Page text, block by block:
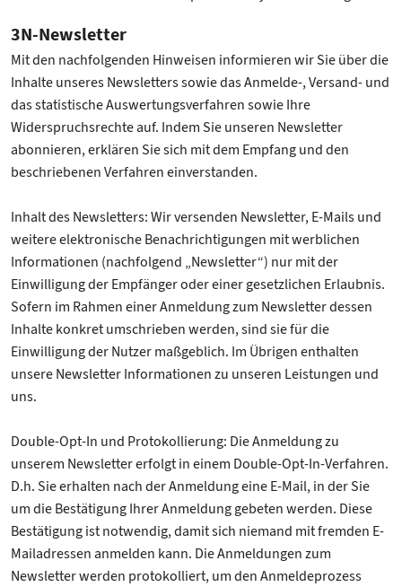
3N-Newsletter
Mit den nachfolgenden Hinweisen informieren wir Sie über die
Inhalte unseres Newsletters sowie das Anmelde-, Versand- und
das statistische Auswertungsverfahren sowie Ihre
Widerspruchsrechte auf. Indem Sie unseren Newsletter
abonnieren, erklären Sie sich mit dem Empfang und den
beschriebenen Verfahren einverstanden.
Inhalt des Newsletters: Wir versenden Newsletter, E-Mails und
weitere elektronische Benachrichtigungen mit werblichen
Informationen (nachfolgend „Newsletter“) nur mit der
Einwilligung der Empfänger oder einer gesetzlichen Erlaubnis.
Sofern im Rahmen einer Anmeldung zum Newsletter dessen
Inhalte konkret umschrieben werden, sind sie für die
Einwilligung der Nutzer maßgeblich. Im Übrigen enthalten
unsere Newsletter Informationen zu unseren Leistungen und
uns.
Double-Opt-In und Protokollierung: Die Anmeldung zu
unserem Newsletter erfolgt in einem Double-Opt-In-Verfahren.
D.h. Sie erhalten nach der Anmeldung eine E-Mail, in der Sie
um die Bestätigung Ihrer Anmeldung gebeten werden. Diese
Bestätigung ist notwendig, damit sich niemand mit fremden E-
Mailadressen anmelden kann. Die Anmeldungen zum
Newsletter werden protokolliert, um den Anmeldeprozess